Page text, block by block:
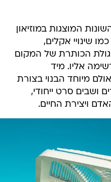
המוצגות במוזיאון
שינויי אקלים,
גולת הכותרת של המקום
אליו. מיד
מיוחד הבנוי בצורת
ושבים סרט ייחודי,
ויצירת החיים.